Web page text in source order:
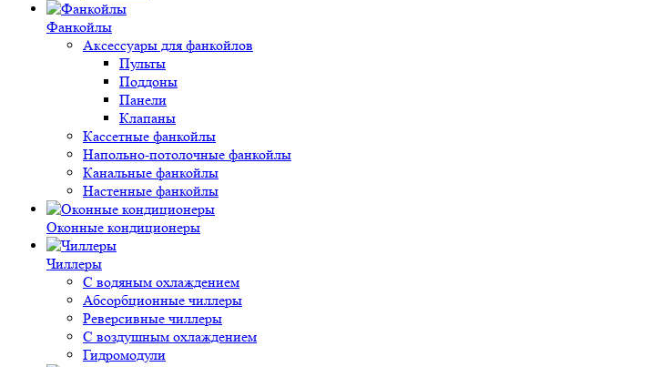
Фанкойлы
Аксессуары для фанкойлов
Пульты
Поддоны
Панели
Клапаны
Кассетные фанкойлы
Напольно-потолочные фанкойлы
Канальные фанкойлы
Настенные фанкойлы
Оконные кондиционеры
Чиллеры
С водяным охлаждением
Абсорбционные чиллеры
Реверсивные чиллеры
С воздушным охлаждением
Гидромодули